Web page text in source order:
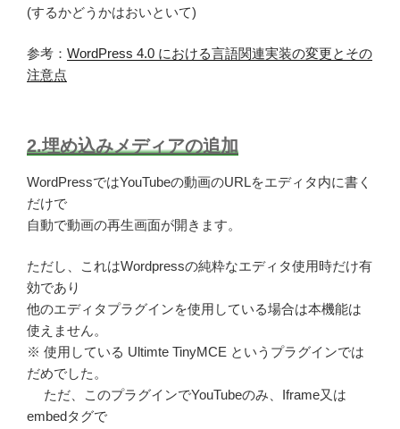
(するかどうかはおいといて)
参考： WordPress 4.0 における言語関連実装の変更とその
注意点
2.埋め込みメディアの追加
WordPressではYouTubeの動画のURLをエディタ内に書く
だけで
自動で動画の再生画面が開きます。
ただし、これはWordpressの純粋なエディタ使用時だけ有
効であり
他のエディタプラグインを使用している場合は本機能は
使えません。
※ 使用している Ultimte TinyMCE というプラグインでは
だめでした。
ただ、このプラグインでYouTubeのみ、Iframe又は
embedタグで